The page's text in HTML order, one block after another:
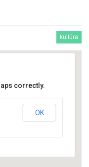
kultúra
correctly.
OK